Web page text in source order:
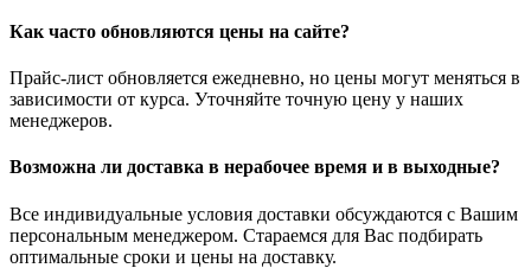
Как часто обновляются цены на сайте?
Прайс-лист обновляется ежедневно, но цены могут меняться в
зависимости от курса. Уточняйте точную цену у наших
менеджеров.
Возможна ли доставка в нерабочее время и в выходные?
Все индивидуальные условия доставки обсуждаются с Вашим
персональным менеджером. Стараемся для Вас подбирать
оптимальные сроки и цены на доставку.